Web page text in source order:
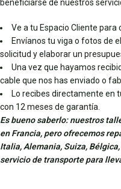
beneficiarse de nuestros
Ve a tu Espacio Cliente
Envíanos tu viga o fotos de
solicitud y elaborar un
Una vez que hayamos
cable que nos has enviado o
Lo recibes directamente en
con 12 meses de garantía.
Es bueno saberlo: nuestros
en Francia, pero ofrecemos
Italia, Alemania, Suiza,
servicio de transporte para